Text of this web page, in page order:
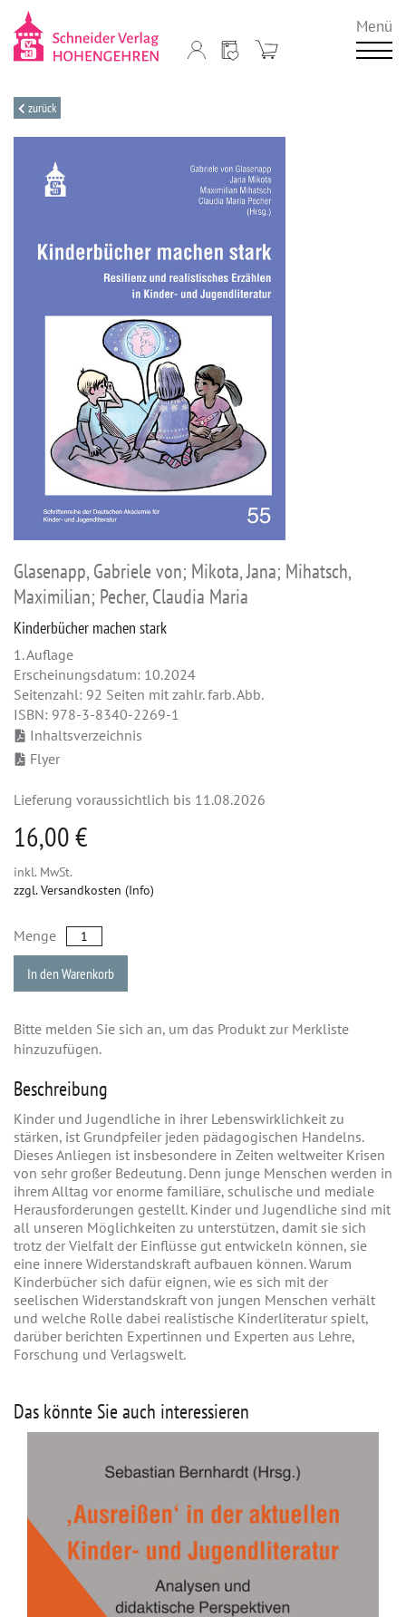
Menü
zurück
Glasenapp, Gabriele von; Mikota, Jana; Mihatsch,
Maximilian; Pecher, Claudia Maria
Kinderbücher machen stark
1. Auflage
Erscheinungsdatum: 10.2024
Seitenzahl: 92 Seiten mit zahlr. farb. Abb.
ISBN: 978-3-8340-2269-1
Inhaltsverzeichnis
Flyer
Lieferung voraussichtlich bis 11.08.2026
16,00 €
inkl. MwSt.
zzgl. Versandkosten (Info)
Menge
In den Warenkorb
Bitte melden Sie sich an, um das Produkt zur Merkliste
hinzuzufügen.
Beschreibung
Kinder und Jugendliche in ihrer Lebenswirklichkeit zu
stärken, ist Grundpfeiler jeden pädagogischen Handelns.
Dieses Anliegen ist insbesondere in Zeiten weltweiter Krisen
von sehr großer Bedeutung. Denn junge Menschen werden in
ihrem Alltag vor enorme familiäre, schulische und mediale
Herausforderungen gestellt. Kinder und Jugendliche sind mit
all unseren Möglichkeiten zu unterstützen, damit sie sich
trotz der Vielfalt der Einflüsse gut entwickeln können, sie
eine innere Widerstandskraft aufbauen können. Warum
Kinderbücher sich dafür eignen, wie es sich mit der
seelischen Widerstandskraft von jungen Menschen verhält
und welche Rolle dabei realistische Kinderliteratur spielt,
darüber berichten Expertinnen und Experten aus Lehre,
Forschung und Verlagswelt.
Das könnte Sie auch interessieren